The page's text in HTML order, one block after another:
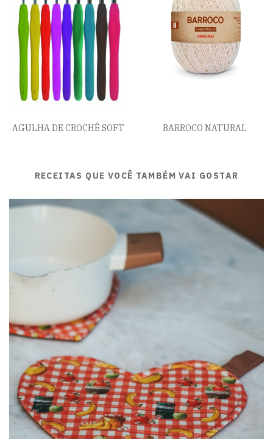
AGULHA DE CROCHÊ SOFT BARROCO NATURAL
RECEITAS QUE VOCÊ TAMBÉM VAI GOSTAR